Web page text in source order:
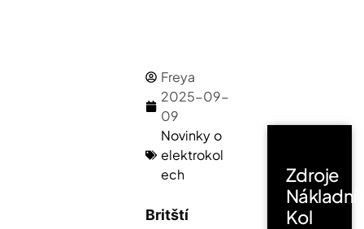
Freya
2025-09-
09
Novinky o
elektrokol
ech
Britští
Zdroje
Kol